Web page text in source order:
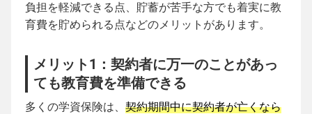
負担を軽減できる点、貯蓄が苦手な方でも着実に教
育費を貯められる点などのメリットがあります。
メリット1：契約者に万一のことがあっ
ても教育費を準備できる
多くの学資保険は、 契約期間中に契約者が亡くなら